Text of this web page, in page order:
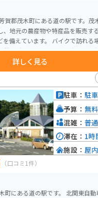
賀郡茂木町にある道の駅です。茂
、地元の農産物や特産品を販売す
イクで訪れる場合、道の駅
憩場所として最適です。駐車場も
。周辺には、緑豊かな山々が広がっ
を楽しむことができます。また、
ンリンクもてぎなど、観光スポ
た商品は、お土産におすすめです
った料理を楽しむことができます。
詳しく見る
（口コミ1件）
です。 北関東自動車道 茂木ICか
駐車： 駐
予算： 無料
混雑： 普通
滞在： 1時
施設： 屋内